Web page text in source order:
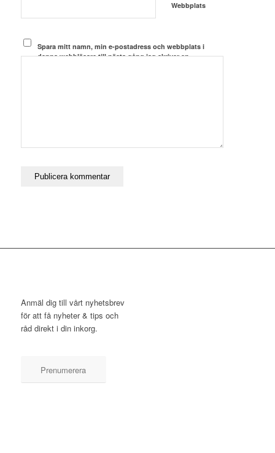
Webbplats
Spara mitt namn, min e-postadress och webbplats i
denna webbläsare till nästa gång jag skriver en
Anmäl dig till vårt nyhetsbrev
för att få nyheter & tips och
råd direkt i din inkorg.
Prenumerera